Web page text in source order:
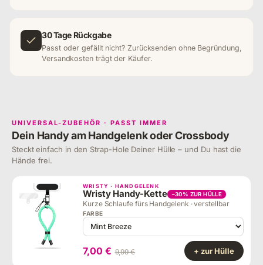
30 Tage Rückgabe
Passt oder gefällt nicht? Zurücksenden ohne Begründung,
Versandkosten trägt der Käufer.
UNIVERSAL-ZUBEHÖR · PASST IMMER
Dein Handy am Handgelenk oder Crossbody
Steckt einfach in den Strap-Hole Deiner Hülle – und Du hast die
Hände frei.
WRISTY · HANDGELENK
Wristy Handy-Kette −30% ZUR HÜLLE
Kurze Schlaufe fürs Handgelenk · verstellbar
FARBE
7,00 € 9,99 € + zur Hülle